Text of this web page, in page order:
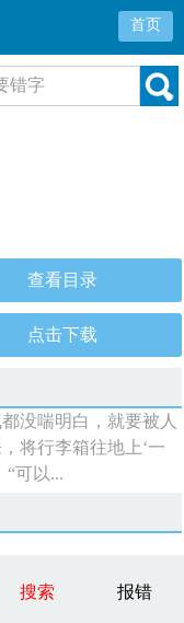
首页
查看目录
点击下载
没喘明白，就要被人
将行李箱往地上‘一
“可以...
搜索 报错